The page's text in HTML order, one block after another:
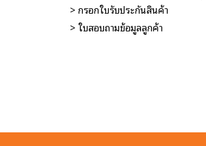
> กรอกใบรับประกันสินค้า
> ใบสอบถามข้อมูลลูกค้า